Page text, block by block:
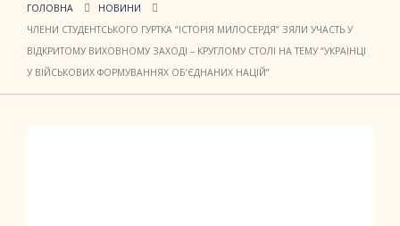
ГОЛОВНА
НОВИНИ
ЧЛЕНИ СТУДЕНТСЬКОГО ГУРТКА “ІСТОРІЯ МИЛОСЕРДЯ” ЗЯЛИ УЧАСТЬ У
ВІДКРИТОМУ ВИХОВНОМУ ЗАХОДІ – КРУГЛОМУ СТОЛІ НА ТЕМУ “УКРАЇНЦІ
У ВІЙСЬКОВИХ ФОРМУВАННЯХ ОБ’ЄДНАНИХ НАЦІЙ”